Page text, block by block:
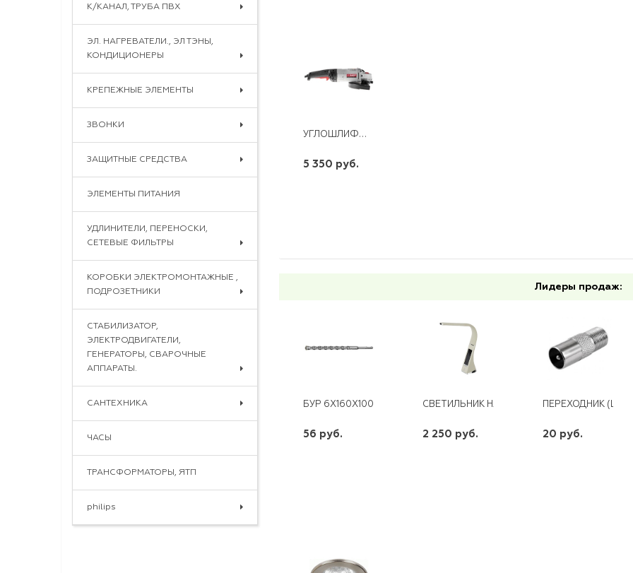
К/КАНАЛ, ТРУБА ПВХ
ЭЛ. НАГРЕВАТЕЛИ., ЭЛ ТЭНЫ,
КОНДИЦИОНЕРЫ
КРЕПЕЖНЫЕ ЭЛЕМЕНТЫ
ЗВОНКИ
ЗАЩИТНЫЕ СРЕДСТВА
ЭЛЕМЕНТЫ ПИТАНИЯ
УДЛИНИТЕЛИ, ПЕРЕНОСКИ,
СЕТЕВЫЕ ФИЛЬТРЫ
КОРОБКИ ЭЛЕКТРОМОНТАЖНЫЕ ,
ПОДРОЗЕТНИКИ
СТАБИЛИЗАТОР,
ЭЛЕКТРОДВИГАТЕЛИ,
ГЕНЕРАТОРЫ, СВАРОЧНЫЕ
АППАРАТЫ.
САНТЕХНИКА
ЧАСЫ
ТРАНСФОРМАТОРЫ, ЯТП
philips
УГЛОШЛИФОВАЛЬНАЯ МАШИНА УШМ-230-2100 ПМЗ 6500 ОБ/МИН ЗУБР
5 350 руб.
Лидеры продаж:
БУР 6Х160X100 SDS-PLUS
56 руб.
СВЕТИЛЬНИК НАСТОЛЬНЫЙ NLED-461-7W-
2 250 руб.
ПЕРЕХОДНИК
20 руб.